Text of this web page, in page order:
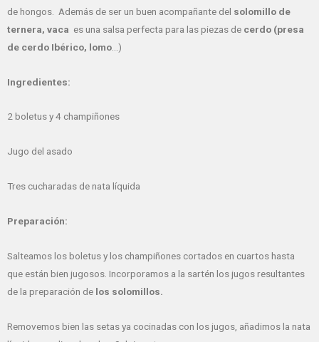
de hongos. Además de ser un buen acompañante del solomillo de
ternera, vaca es una salsa perfecta para las piezas de cerdo (presa
de cerdo Ibérico, lomo …)
Ingredientes:
2 boletus y 4 champiñones
Jugo del asado
Tres cucharadas de nata líquida
Preparación:
Salteamos los boletus y los champiñones cortados en cuartos hasta
que están bien jugosos. Incorporamos a la sartén los jugos resultantes
de la preparación de los solomillos.
Removemos bien las setas ya cocinadas con los jugos, añadimos la nata